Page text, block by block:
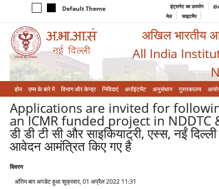
Default Theme इंट्रानेट का उपयोग
मेल
साइटमैप
अखिल भारतीय
All India
होम एम्‍स के बारे में विभाग और केन्‍द्र निविदाएं अपॉइंटमेंट अनुसंधान पुस्तकालय
Applications are invited for
an ICMR funded project in
डी डी टी सी और साइकियाट्री, एस्स, नईं
आवेदन आमंत्रित किए गए है
विवरण
अंतिम बार अपडेट हुआ शुक्रवार, 01 अप्रैल 2022 11:31